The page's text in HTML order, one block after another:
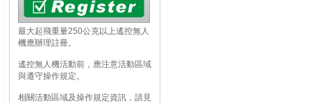
最大起飛重量250公克以上遙控無人
機應辦理註冊。
遙控無人機活動前，應注意活動區域
與遵守操作規定。
相關活動區域及操作規定資訊，請見